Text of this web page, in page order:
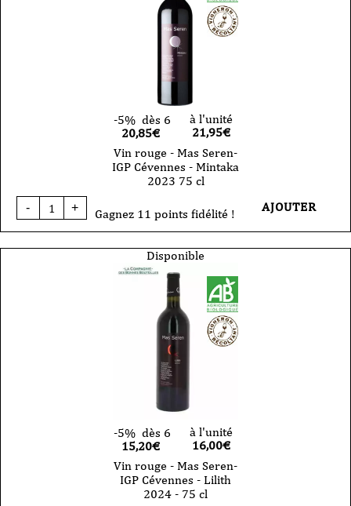
-5% dès 6
20,85€
à l'unité
21,95€
Vin rouge - Mas Seren-
IGP Cévennes - Mintaka
2023 75 cl
-
quantité
de
-
+ Gagnez 11 points fidélité ! AJOUTER
Disponible
-5% dès 6
15,20€
à l'unité
16,00€
Vin rouge - Mas Seren-
IGP Cévennes - Lilith
2024 - 75 cl